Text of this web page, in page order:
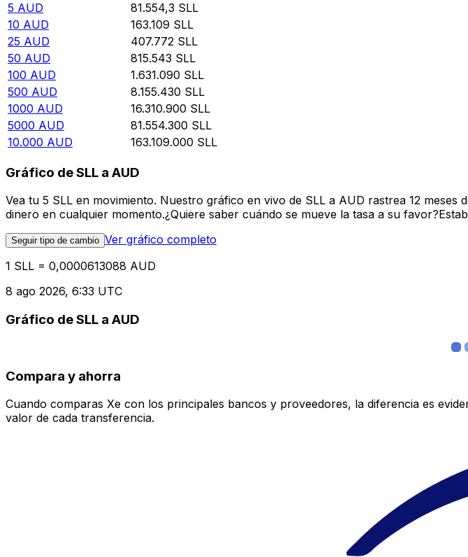
5 AUD 81.554,3 SLL
10 AUD 163.109 SLL
25 AUD 407.772 SLL
50 AUD 815.543 SLL
100 AUD 1.631.090 SLL
500 AUD 8.155.430 SLL
1000 AUD 16.310.900 SLL
5000 AUD 81.554.300 SLL
10.000 AUD 163.109.000 SLL
Gráfico de SLL a AUD
Vea tu 5 SLL en movimiento. Nuestro gráfico en vivo de SLL a AUD rastrea 12
dinero en cualquier momento.¿Quiere saber cuándo se mueve la tasa a su
Seguir tipo de cambio Ver gráfico completo
1 SLL = 0,0000613088 AUD
8 ago 2026, 6:33 UTC
Gráfico de SLL a AUD
Compara y ahorra
Cuando comparas Xe con los principales bancos y proveedores, la diferencia es
valor de cada transferencia.